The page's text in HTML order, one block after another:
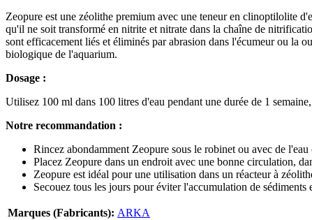
Zeopure est une zéolithe premium avec une teneur en clinoptilolite
qu'il ne soit transformé en nitrite et nitrate dans la chaîne de
sont efficacement liés et éliminés par abrasion dans l'écumeur ou la
biologique de l'aquarium.
Dosage :
Utilisez 100 ml dans 100 litres d'eau pendant une durée de 1
Notre recommandation :
Rincez abondamment Zeopure sous le robinet ou avec de
Placez Zeopure dans un endroit avec une bonne circulation,
Zeopure est idéal pour une utilisation dans un réacteur à
Secouez tous les jours pour éviter l'accumulation de sédiments
Marques (Fabricants): ARKA